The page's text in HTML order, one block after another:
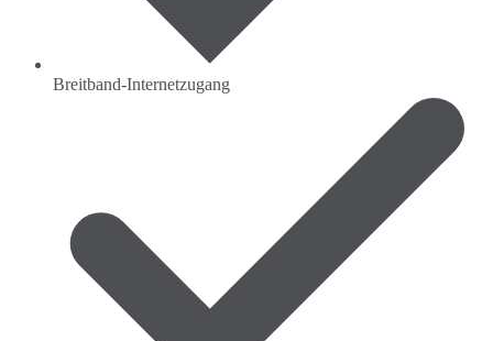
Breitband-Internetzugang